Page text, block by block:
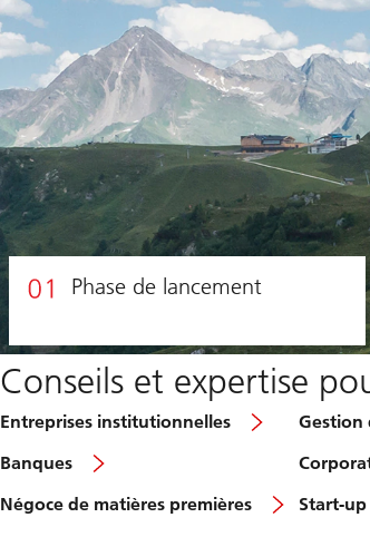
Phase de lancement
Conseils et expertise
Entreprises institutionnelles
Banques
Négoce de matières premières
Gestion
Start-up